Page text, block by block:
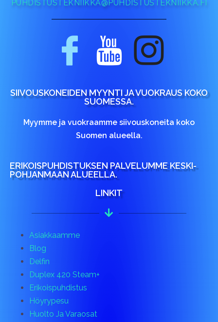
PUHDISTUSTEKNIIKKA@PUHDISTUSTEKNIIKKA.FI
SIIVOUSKONEIDEN MYYNTI JA VUOKRAUS KOKO
SUOMESSA.
Myymme ja vuokraamme siivouskoneita koko
Suomen alueella.
ERIKOISPUHDISTUKSEN PALVELUMME KESKI-
POHJANMAAN ALUEELLA.
LINKIT
Asiakkaamme
Blog
Delfin
Duplex 420 Steam+
Erikoispuhdistus
Höyrypesu
Huolto Ja Varaosat